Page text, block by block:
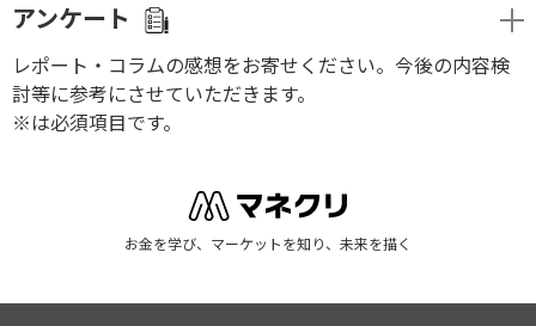
アンケート
レポート・コラムの感想をお寄せください。今後の内容検
討等に参考にさせていただきます。
※は必須項目です。
お金を学び、マーケットを知り、未来を描く